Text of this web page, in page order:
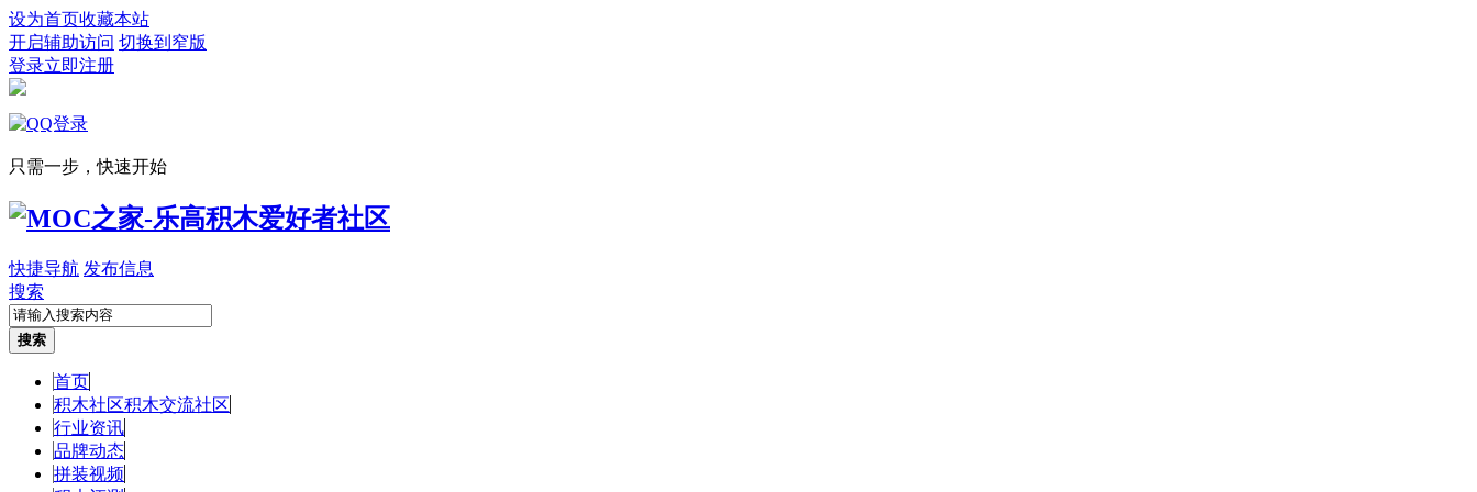
设为首页收藏本站
开启辅助访问 切换到窄版
登录立即注册
只需一步，快速开始
快捷导航 发布信息
搜索
搜索
首页
积木社区积木交流社区
行业资讯
品牌动态
拼装视频